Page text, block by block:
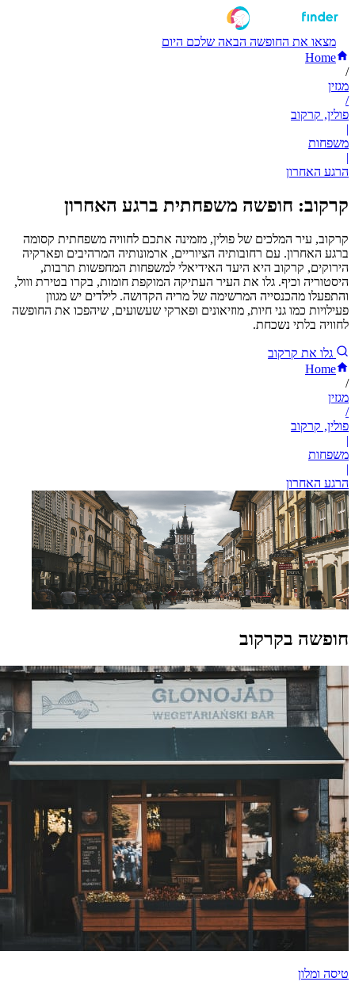
מצאו את החופשה הבאה שלכם היום
Home
/
מגזין
/
פולין, קרקוב
|
משפחות
|
הרגע האחרון
קרקוב: חופשה משפחתית ברגע האחרון
קרקוב, עיר המלכים של פולין, מזמינה אתכם לחוויה משפחתית קסומה
ברגע האחרון. עם רחובותיה הציוריים, ארמונותיה המרהיבים ופארקיה
הירוקים, קרקוב היא היעד האידיאלי למשפחות המחפשות תרבות,
היסטוריה וכיף. גלו את העיר העתיקה המוקפת חומות, בקרו בטירת ווול,
והתפעלו מהכנסייה המרשימה של מריה הקדושה. לילדים יש מגוון
פעילויות כמו גני חיות, מוזיאונים ופארקי שעשועים, שיהפכו את החופשה
לחוויה בלתי נשכחת.
גלו את קרקוב
Home
/
מגזין
/
פולין, קרקוב
|
משפחות
|
הרגע האחרון
חופשה בקרקוב
טיסה ומלון